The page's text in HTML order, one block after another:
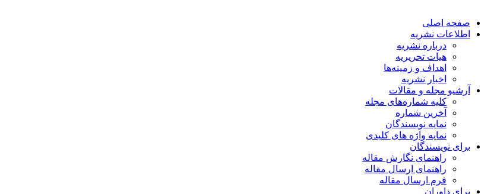
صفحه اصلی
اطلاعات نشریه
درباره نشریه
هیات تحریریه
اهداف و زمینه‌ها
اخبار نشریه
آرشیو مجله و مقالات
کلیه شماره‌های مجله
آخرین شماره
نمایه نویسندگان
نمایه واژه های کلیدی
برای نویسندگان
راهنمای نگارش مقاله
راهنمای ارسال مقاله
فرم ارسال مقاله
برای داوران